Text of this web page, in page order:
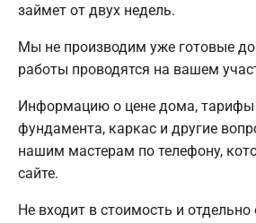
займет от двух недель.
Мы не производим уже готовые
работы проводятся на вашем
Информацию о цене дома, тарифы
фундамента, каркас и другие
нашим мастерам по телефону,
сайте.
Не входит в стоимость и отдельно